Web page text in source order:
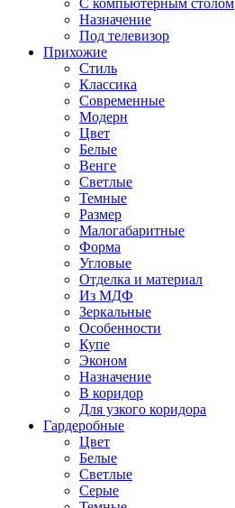
С компьютерным столом
Назначение
Под телевизор
Прихожие
Стиль
Классика
Современные
Модерн
Цвет
Белые
Венге
Светлые
Темные
Размер
Малогабаритные
Форма
Угловые
Отделка и материал
Из МДФ
Зеркальные
Особенности
Купе
Эконом
Назначение
В коридор
Для узкого коридора
Гардеробные
Цвет
Белые
Светлые
Серые